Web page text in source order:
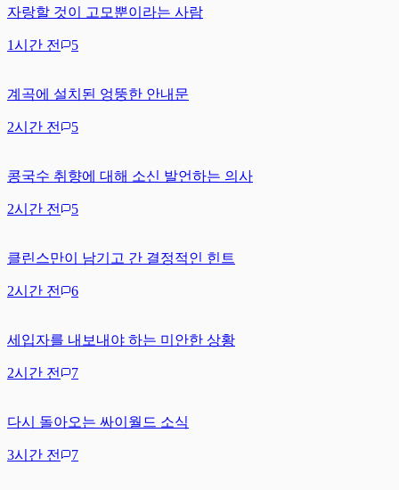
자랑할 것이 고모뿐이라는 사람
1시간 전 5
계곡에 설치된 엉뚱한 안내문
2시간 전 5
콩국수 취향에 대해 소신 발언하는 의사
2시간 전 5
클린스만이 남기고 간 결정적인 힌트
2시간 전 6
세입자를 내보내야 하는 미안한 상황
2시간 전 7
다시 돌아오는 싸이월드 소식
3시간 전 7